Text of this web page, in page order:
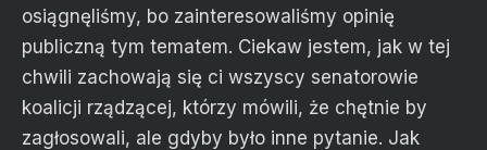
osiągnęliśmy, bo zainteresowaliśmy opinię
publiczną tym tematem. Ciekaw jestem, jak w tej
chwili zachowają się ci wszyscy senatorowie
koalicji rządzącej, którzy mówili, że chętnie by
zagłosowali, ale gdyby było inne pytanie. Jak